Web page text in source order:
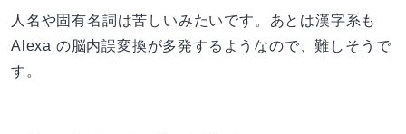
人名や固有名詞は苦しいみたいです。あとは漢字系も
Alexa の脳内誤変換が多発するようなので、難しそうで
す。